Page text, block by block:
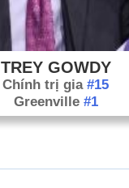
TREY GOWDY
Chính trị gia #15
Greenville #1